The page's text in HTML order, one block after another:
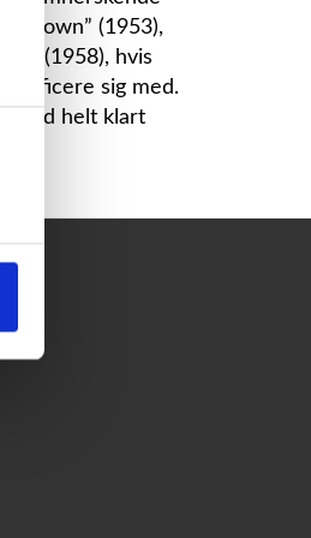
Down” (1953),
(1958), hvis
sig med.
helt klart